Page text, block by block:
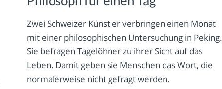
Zwei Schweizer Künstler verbringen einen Monat
mit einer philosophischen Untersuchung in Peking.
Sie befragen Tagelöhner zu ihrer Sicht auf das
Leben. Damit geben sie Menschen das Wort, die
normalerweise nicht gefragt werden.